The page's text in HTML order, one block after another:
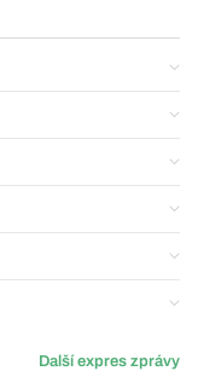
Další expres zprávy